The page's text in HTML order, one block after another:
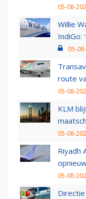
05-08-
Willie
IndiGo:
05-
route
05-08-
KLM
05-08-
Riyadh
05-08-